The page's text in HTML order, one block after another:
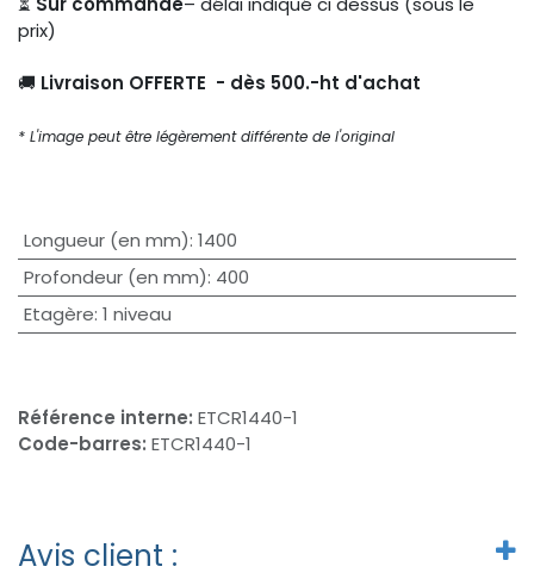
prix)
🚚 Livraison OFFERTE - dès 500.-ht d'achat
* L'image peut être légèrement différente de l'original
Longueur (en mm): 1400
Profondeur (en mm): 400
Etagère: 1 niveau
Référence interne: ETCR1440-1
Code-barres: ETCR1440-1
Avis client :